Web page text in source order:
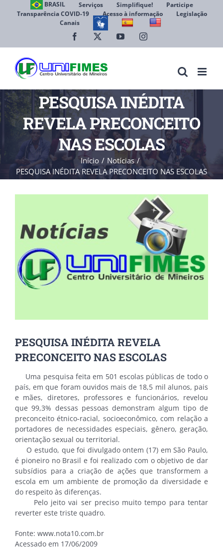
BRASIL Serviços Simplifique!
Participe
Transparência COVID-19
Acesso à informação
Legislação
Canais
Facebook YouTubeInstagram
PESQUISA INÉDITA
REVELA PRECONCEITO
NAS ESCOLAS
Início
Notícias
PESQUISA INÉDITA REVELA PRECONCEITO NAS ESCOLAS
PESQUISA INÉDITA REVELA
PRECONCEITO NAS ESCOLAS
Uma pesquisa feita em 501 escolas públicas de todo o
país, em que foram ouvidos mais de 18,5 mil alunos, pais
e mães, diretores, professores e funcionários, revelou
que 99,3% dessas pessoas demonstram algum tipo de
preconceito étnico-racial, socioeconômico, com relação a
portadores de necessidades especiais, gênero, geração,
orientação sexual ou territorial.
O estudo, que foi divulgado ontem (17) em São Paulo,
é pioneiro no Brasil e foi realizado com o objetivo de dar
subsídios para a criação de ações que transformem a
escola em um ambiente de promoção da diversidade e
do respeito às diferenças.
Pelo jeito vai ser preciso muito tempo para tentar
reverter este triste quadro.
Fonte: www.nota10.com.br
Acessado em 17/06/2009